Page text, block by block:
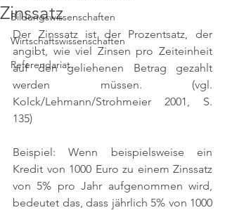
Bildungswissenschaften
Wirtschaftswissenschaften
Referendariat
Zinssatz
Der Zinssatz ist der Prozentsatz, der
angibt, wie viel Zinsen pro Zeiteinheit
auf den geliehenen Betrag gezahlt
werden müssen. (vgl.
Kolck/Lehmann/Strohmeier 2001, S.
135)
Beispiel: Wenn beispielsweise ein
Kredit von 1000 Euro zu einem Zinssatz
von 5% pro Jahr aufgenommen wird,
bedeutet das, dass jährlich 5% von 1000